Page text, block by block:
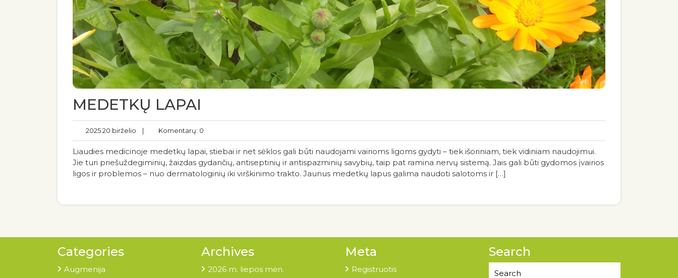
MEDETKŲ LAPAI
2025 20 birželio | Komentarų: 0
Liaudies medicinoje medetkų lapai, stiebai ir net sėklos gali būti naudojami vairioms ligoms gydyti – tiek išoriniam, tiek vidiniam naudojimui.
Jie turi priešuždegiminių, žaizdas gydančių, antiseptinių ir antispazminių savybių, taip pat ramina nervų sistemą. Jais gali būti gydomos įvairios
ligos ir problemos – nuo ​​dermatologinių iki virškinimo trakto. Jaunus medetkų lapus galima naudoti salotoms ir […]
Categories
Augmenija
Archives
2026 m. liepos mėn.
Meta
Registruotis
Search